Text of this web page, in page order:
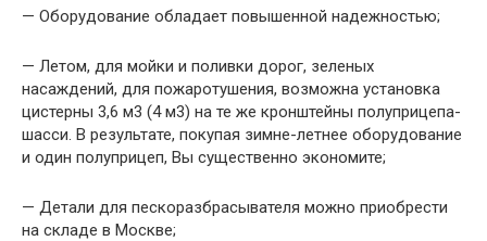
— Оборудование обладает повышенной надежностью;
— Летом, для мойки и поливки дорог, зеленых
насаждений, для пожаротушения, возможна установка
цистерны 3,6 м3 (4 м3) на те же кронштейны полуприцепа-
шасси. В результате, покупая зимне-летнее оборудование
и один полуприцеп, Вы существенно экономите;
— Детали для пескоразбрасывателя можно приобрести
на складе в Москве;